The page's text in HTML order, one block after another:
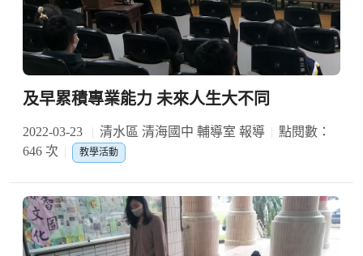
及早累積專業能力 未來人生大不同
2022-03-23 清水區 清海國中 輔導室 報導
點閱數：
646 次
教學活動